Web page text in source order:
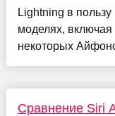
Lightning в
моделях,
некоторых
Сравнение Siri